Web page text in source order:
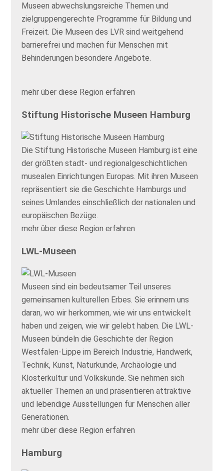
Museen abwechslungsreiche Themen und
zielgruppengerechte Programme für Bildung und
Freizeit. Die Museen des LVR sind weitgehend
barrierefrei und machen für Menschen mit
Behinderungen besondere Angebote.
mehr über diese Region erfahren
Stiftung Historische Museen Hamburg
Die Stiftung Historische Museen Hamburg ist eine
der größten stadt- und regionalgeschichtlichen
musealen Einrichtungen Europas. Mit ihren Museen
repräsentiert sie die Geschichte Hamburgs und
seines Umlandes einschließlich der nationalen und
europäischen Bezüge.
mehr über diese Region erfahren
LWL-Museen
Museen sind ein bedeutsamer Teil unseres
gemeinsamen kulturellen Erbes. Sie erinnern uns
daran, wo wir herkommen, wie wir uns entwickelt
haben und zeigen, wie wir gelebt haben. Die LWL-
Museen bündeln die Geschichte der Region
Westfalen-Lippe im Bereich Industrie, Handwerk,
Technik, Kunst, Naturkunde, Archäologie und
Klosterkultur und Volkskunde. Sie nehmen sich
aktueller Themen an und präsentieren attraktive
und lebendige Ausstellungen für Menschen aller
Generationen.
mehr über diese Region erfahren
Hamburg